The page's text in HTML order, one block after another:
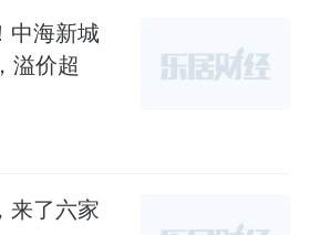
中海新城
溢价超
来了六家